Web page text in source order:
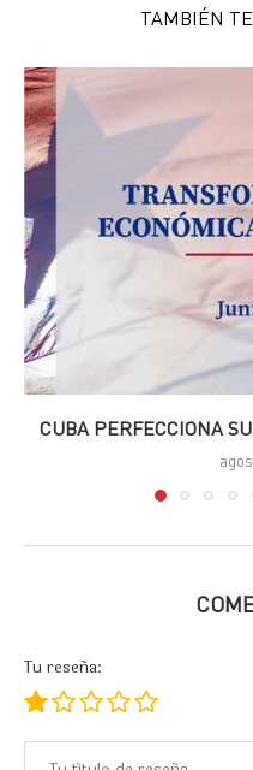
TAMBIÉN
CUBA PERFECCIONA
Tu reseña: